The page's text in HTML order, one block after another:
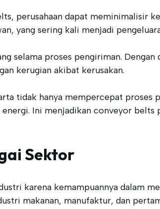
perusahaan dapat meminimalisir
yang sering kali menjadi
selama proses pengiriman.
kerugian akibat kerusakan.
tidak hanya mempercepat
Ini menjadikan conveyor belts
Sektor
karena kemampuannya dalam
makanan, manufaktur, dan